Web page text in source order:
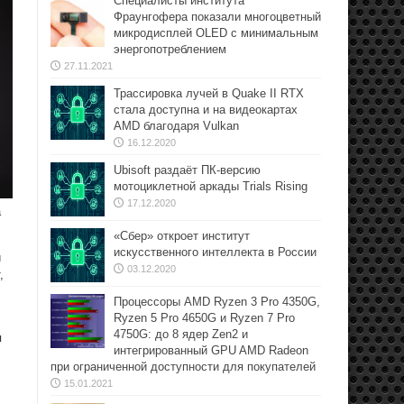
Фраунгофера показали многоцветный
микродисплей OLED с минимальным
энергопотреблением
27.11.2021
Трассировка лучей в Quake II RTX
стала доступна и на видеокартах
AMD благодаря Vulkan
16.12.2020
Ubisoft раздаёт ПК-версию
мотоциклетной аркады Trials Rising
17.12.2020
«Сбер» откроет институт
искусственного интеллекта в России
03.12.2020
Процессоры AMD Ryzen 3 Pro 4350G,
Ryzen 5 Pro 4650G и Ryzen 7 Pro
4750G: до 8 ядер Zen2 и
интегрированный GPU AMD Radeon
при ограниченной доступности для покупателей
15.01.2021